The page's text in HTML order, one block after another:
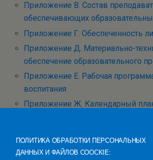
Приложение В. Состав
обеспечивающих
Приложение Г. Обеспеченность
Приложение Д. Материально-
обеспечение образовательного
Приложение Е. Рабочая
воспитания
Приложение Ж. Календарный
Календарный план воспитательной
2024 учебный год
ПОЛИТИКА ОБРАБОТКИ ПЕРСОНАЛЬНЫХ
ДАННЫХ И ФАЙЛОВ COOCKIE: